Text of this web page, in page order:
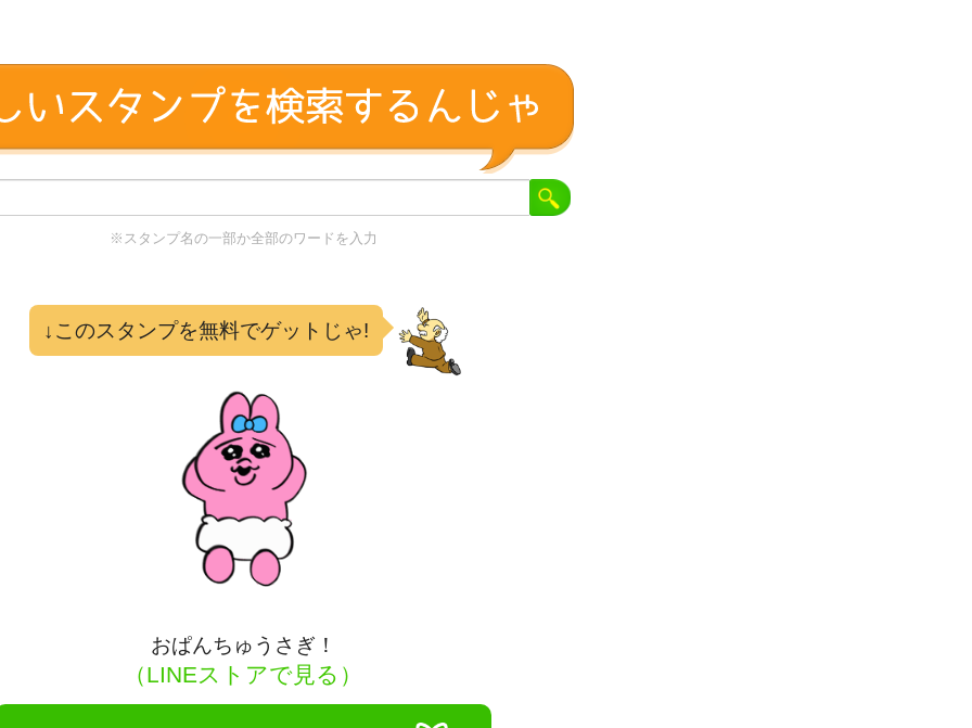
※スタンプ名の一部か全部のワードを入力
↓このスタンプを無料でゲットじゃ!
おぱんちゅうさぎ！
（LINEストアで見る）